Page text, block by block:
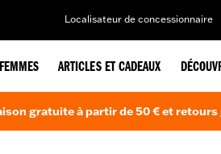
Localisateur de concessionnaire
FEMMES ARTICLES ET CADEAUX
gratuite à partir de 50 € et